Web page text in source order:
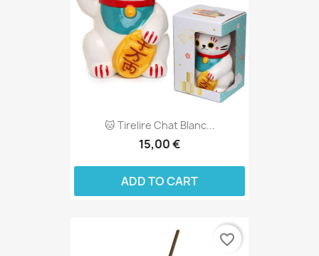
🐱 Tirelire Chat Blanc...
15,00 €
ADD TO CART
favorite_border